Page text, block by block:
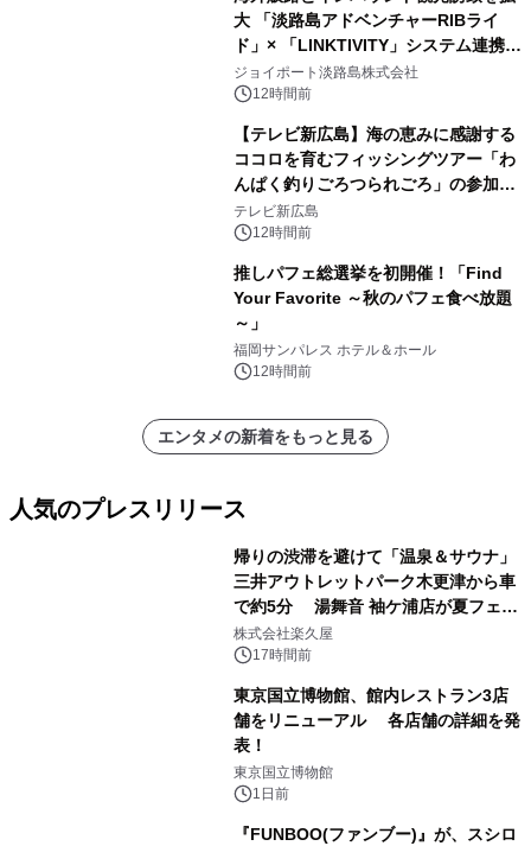
大 「淡路島アドベンチャーRIBライ
ド」× 「LINKTIVITY」システム連携を
開始！
ジョイポート淡路島株式会社
12時間前
【テレビ新広島】海の恵みに感謝する
ココロを育むフィッシングツアー「わ
んぱく釣りごろつられごろ」の参加小
学生を募集
テレビ新広島
12時間前
推しパフェ総選挙を初開催！「Find
Your Favorite ～秋のパフェ食べ放題
～」
福岡サンパレス ホテル＆ホール
12時間前
エンタメの新着をもっと見る
人気のプレスリリース
帰りの渋滞を避けて「温泉＆サウナ」
三井アウトレットパーク木更津から車
で約5分 湯舞音 袖ケ浦店が夏フェア
メニューを提供
株式会社楽久屋
17時間前
東京国立博物館、館内レストラン3店
舗をリニューアル 各店舗の詳細を発
表！
東京国立博物館
1日前
『FUNBOO(ファンブー)』が、スシロ